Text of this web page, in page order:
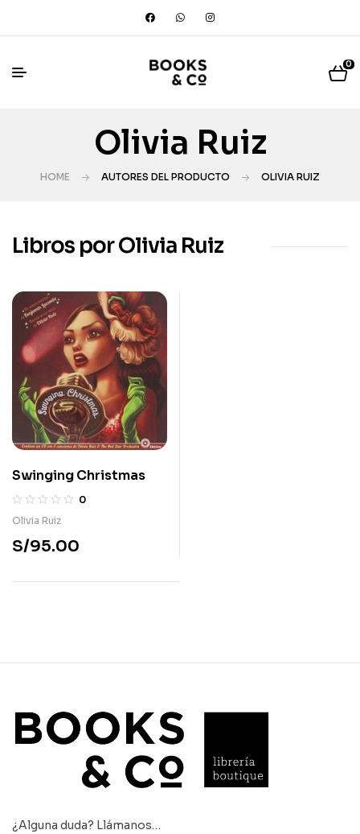
0
Olivia Ruiz
HOME AUTORES DEL PRODUCTO OLIVIA RUIZ
Libros por Olivia Ruiz
Swinging Christmas
0
Olivia Ruiz
S/95.00
¿Alguna duda? Llámanos…